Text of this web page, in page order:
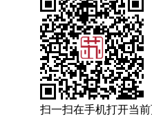
扫一扫在手机打开当